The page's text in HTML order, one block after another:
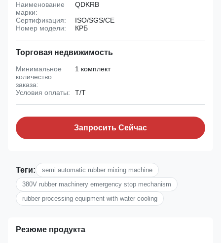
Наименование
марки:
QDKRB
Сертификация:
ISO/SGS/CE
Номер модели:
КРБ
Торговая недвижимость
Минимальное
количество
заказа:
1 комплект
Условия оплаты: Т/Т
Запросить Сейчас
Теги:
semi automatic rubber mixing machine
380V rubber machinery emergency stop mechanism
rubber processing equipment with water cooling
Резюме продукта